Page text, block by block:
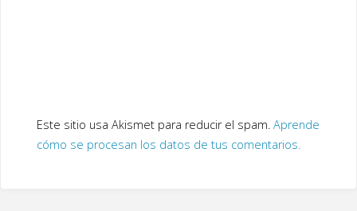
Este sitio usa Akismet para reducir el spam. Aprende
cómo se procesan los datos de tus comentarios.